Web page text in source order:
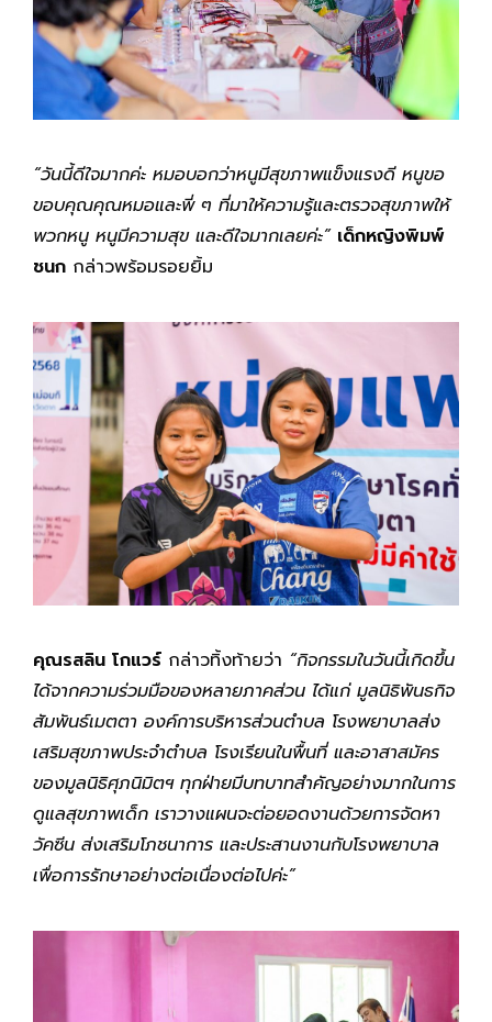
“วันนี้ดีใจมากค่ะ หมอบอกว่าหนูมีสุขภาพแข็งแรงดี หนูขอ
ขอบคุณคุณหมอและพี่ ๆ ที่มาให้ความรู้และตรวจสุขภาพให้
พวกหนู หนูมีความสุข และดีใจมากเลยค่ะ” เด็กหญิงพิมพ์
ชนก กล่าวพร้อมรอยยิ้ม
คุณรสลิน โกแวร์ กล่าวทิ้งท้ายว่า “กิจกรรมในวันนี้เกิดขึ้น
ได้จากความร่วมมือของหลายภาคส่วน ได้แก่ มูลนิธิพันธกิจ
สัมพันธ์เมตตา องค์การบริหารส่วนตำบล โรงพยาบาลส่ง
เสริมสุขภาพประจำตำบล โรงเรียนในพื้นที่ และอาสาสมัคร
ของมูลนิธิศุภนิมิตฯ ทุกฝ่ายมีบทบาทสำคัญอย่างมากในการ
ดูแลสุขภาพเด็ก เราวางแผนจะต่อยอดงานด้วยการจัดหา
วัคซีน ส่งเสริมโภชนาการ และประสานงานกับโรงพยาบาล
เพื่อการรักษาอย่างต่อเนื่องต่อไปค่ะ”